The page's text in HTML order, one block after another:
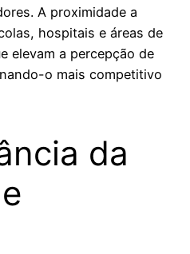
A proximidade a
hospitais e áreas de
elevam a percepção de
o mais competitivo
da